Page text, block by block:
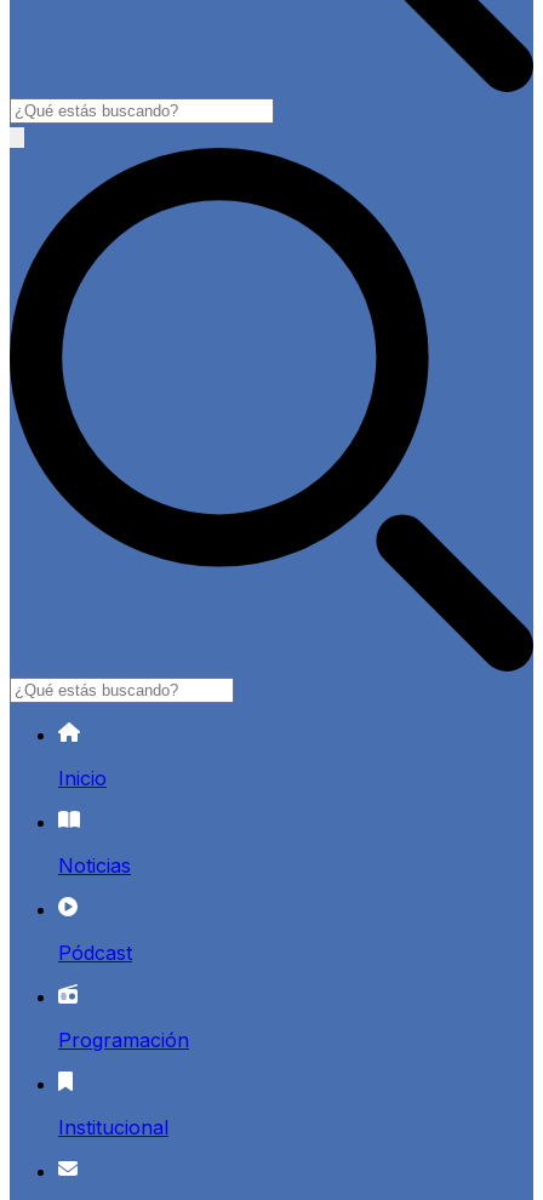
Inicio
Noticias
Pódcast
Programación
Institucional